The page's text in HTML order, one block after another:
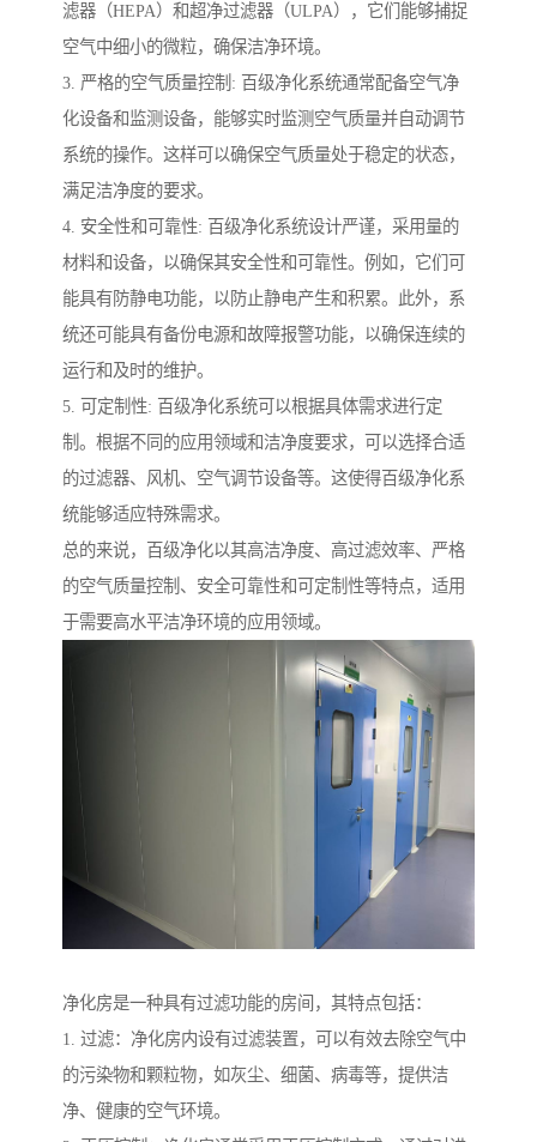
滤器（HEPA）和超净过滤器（ULPA），它们能够捕捉
空气中细小的微粒，确保洁净环境。
3. 严格的空气质量控制: 百级净化系统通常配备空气净
化设备和监测设备，能够实时监测空气质量并自动调节
系统的操作。这样可以确保空气质量处于稳定的状态，
满足洁净度的要求。
4. 安全性和可靠性: 百级净化系统设计严谨，采用量的
材料和设备，以确保其安全性和可靠性。例如，它们可
能具有防静电功能，以防止静电产生和积累。此外，系
统还可能具有备份电源和故障报警功能，以确保连续的
运行和及时的维护。
5. 可定制性: 百级净化系统可以根据具体需求进行定
制。根据不同的应用领域和洁净度要求，可以选择合适
的过滤器、风机、空气调节设备等。这使得百级净化系
统能够适应特殊需求。
总的来说，百级净化以其高洁净度、高过滤效率、严格
的空气质量控制、安全可靠性和可定制性等特点，适用
于需要高水平洁净环境的应用领域。
净化房是一种具有过滤功能的房间，其特点包括：
1. 过滤：净化房内设有过滤装置，可以有效去除空气中
的污染物和颗粒物，如灰尘、细菌、病毒等，提供洁
净、健康的空气环境。